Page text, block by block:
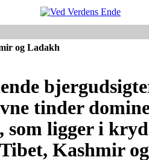
og Ladakh
tinder
som ligger i
Kashmir